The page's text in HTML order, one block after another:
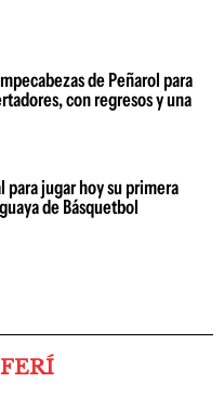
de Peñarol para
con regresos y una
para jugar hoy su primera
de Básquetbol